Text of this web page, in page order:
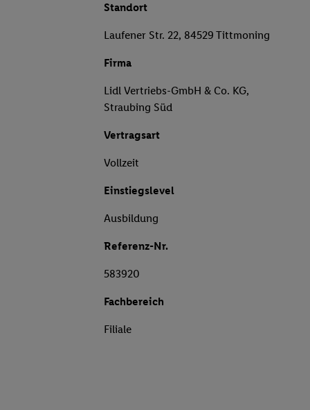
Standort
Laufener Str. 22, 84529 Tittmoning
Firma
Lidl Vertriebs-GmbH & Co. KG,
Straubing Süd
Vertragsart
Vollzeit
Einstiegslevel
Ausbildung
Referenz-Nr.
583920
Fachbereich
Filiale